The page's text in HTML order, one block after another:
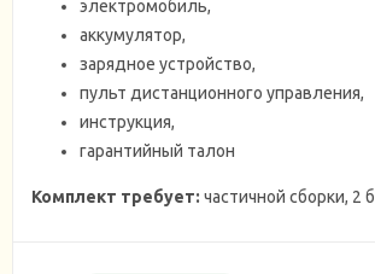
электромобиль,
аккумулятор,
зарядное устройство,
пульт дистанционного управления,
инструкция,
гарантийный талон
Комплект требует: частичной сборки, 2